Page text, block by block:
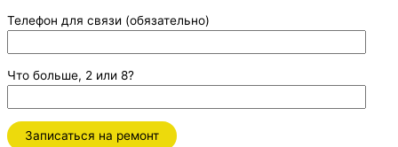
Телефон для связи (обязательно)
Что больше, 2 или 8?